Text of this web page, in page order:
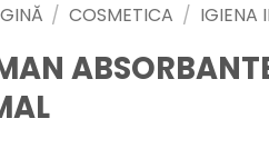
/ COSMETICA / IGIENA